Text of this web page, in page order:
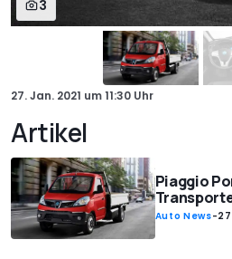
3
27. Jan. 2021 um11:30 Uhr
Artikel
Piaggio
Auto News-